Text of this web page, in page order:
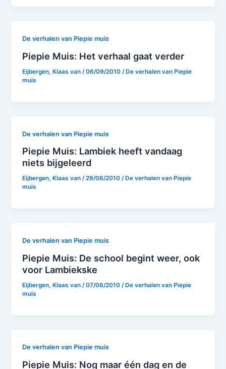
De verhalen van Piepie muis
Piepie Muis: Het verhaal gaat verder
Eijbergen, Klaas van/06/09/2010/De verhalen van Piepie
muis
De verhalen van Piepie muis
Piepie Muis: Lambiek heeft vandaag
niets bijgeleerd
Eijbergen, Klaas van/29/06/2010/ De verhalen van Piepie
muis
De verhalen van Piepie muis
Piepie Muis: De school begint weer, ook
voor Lambiekske
Eijbergen, Klaas van /07/06/2010 /De verhalen van Piepie
muis
De verhalen van Piepie muis
Piepie Muis: Nog maar één dag en de